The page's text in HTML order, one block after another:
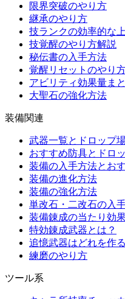
限界突破のやり方
継承のやり方
技ランクの効率的な
技覚醒のやり方解説
秘伝書の入手方法
覚醒リセットのやり
アビリティ効果量ま
大聖石の強化方法
装備関連
武器一覧とドロップ
おすすめ防具とドロ
装備の入手方法とお
装備の進化方法
装備の強化方法
単改石・二改石の入
装備錬成の当たり効
特効錬成武器とは？
追憶武器はどれを作
練磨のやり方
ツール系